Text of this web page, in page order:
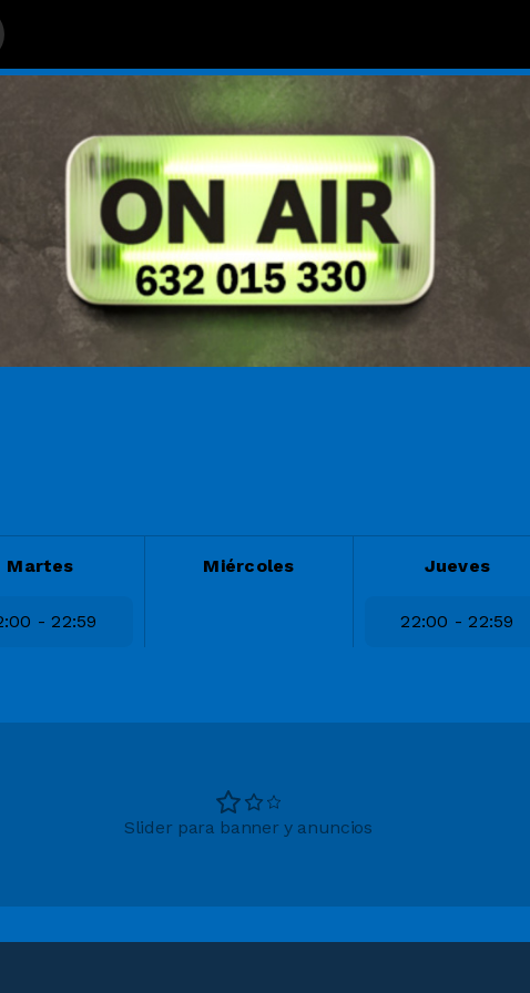
COLMENERO
Martes
- 22:59
Miércoles Jueves
22:00 - 22:59
Slider para banner y anuncios